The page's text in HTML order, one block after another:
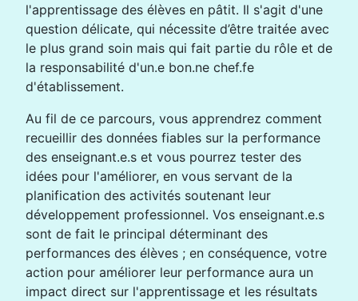
l'apprentissage des élèves en pâtit. Il s'agit d'une
question délicate, qui nécessite d’être traitée avec
le plus grand soin mais qui fait partie du rôle et de
la responsabilité d'un.e bon.ne chef.fe
d'établissement.
Au fil de ce parcours, vous apprendrez comment
recueillir des données fiables sur la performance
des enseignant.e.s et vous pourrez tester des
idées pour l'améliorer, en vous servant de la
planification des activités soutenant leur
développement professionnel. Vos enseignant.e.s
sont de fait le principal déterminant des
performances des élèves ; en conséquence, votre
action pour améliorer leur performance aura un
impact direct sur l'apprentissage et les résultats